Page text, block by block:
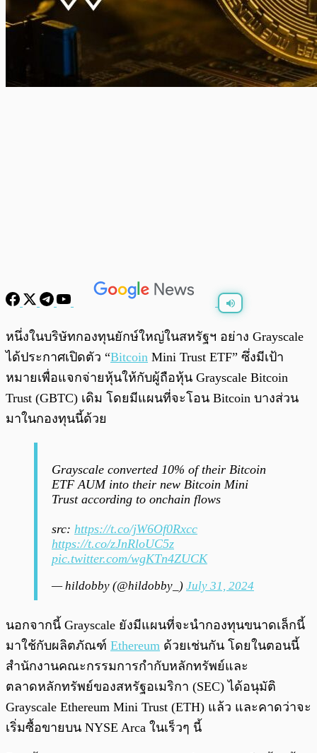
พร้อมเล่น
หนึ่งในบริษัทกองทุนยักษ์ใหญ่ในสหรัฐฯ อย่าง Grayscale
ได้ประกาศเปิดตัว “Bitcoin Mini Trust ETF” ซึ่งมีเป้า
หมายเพื่อแจกจ่ายหุ้นให้กับผู้ถือหุ้น Grayscale Bitcoin
Trust (GBTC) เดิม โดยมีแผนที่จะโอน Bitcoin บางส่วน
มาในกองทุนนี้ด้วย
Grayscale converted 10% of their Bitcoin
ETF AUM into their new Bitcoin Mini
Trust according to onchain flows
src: https://t.co/jW6Of0Rxcc
https://t.co/zJnRloUC5z
pic.twitter.com/wgKTn4ZUCK
— hildobby (@hildobby_) July 31, 2024
นอกจากนี้ Grayscale ยังมีแผนที่จะนำกองทุนขนาดเล็กนี้
มาใช้กับผลิตภัณฑ์ Ethereum ด้วยเช่นกัน โดยในตอนนี้
สำนักงานคณะกรรมการกำกับหลักทรัพย์และ
ตลาดหลักทรัพย์ของสหรัฐอเมริกา (SEC) ได้อนุมัติ
Grayscale Ethereum Mini Trust (ETH) แล้ว และคาดว่าจะ
เริ่มซื้อขายบน NYSE Arca ในเร็วๆ นี้